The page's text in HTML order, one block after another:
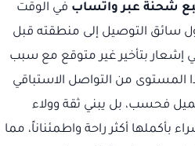
شحنة عبر واتساب في الوقت
سائق التوصيل إلى منطقته قبل
إشعار بتأخير غير متوقع مع سبب
من التواصل الاستباقي
فحسب، بل يبني ثقة وولاء
بأكملها أكثر راحة واطمئناناً، مما